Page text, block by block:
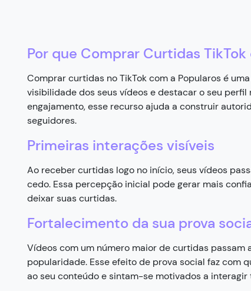
Por que Comprar Curtidas TikTok
Comprar curtidas no TikTok com a Popularos é
visibilidade dos seus vídeos e destacar o seu
engajamento, esse recurso ajuda a construir
seguidores.
Primeiras interações visíveis
Ao receber curtidas logo no início, seus vídeos
cedo. Essa percepção inicial pode gerar mais
deixar suas curtidas.
Fortalecimento da sua prova
Vídeos com um número maior de curtidas passam
popularidade. Esse efeito de prova social faz com
ao seu conteúdo e sintam-se motivados a interagir